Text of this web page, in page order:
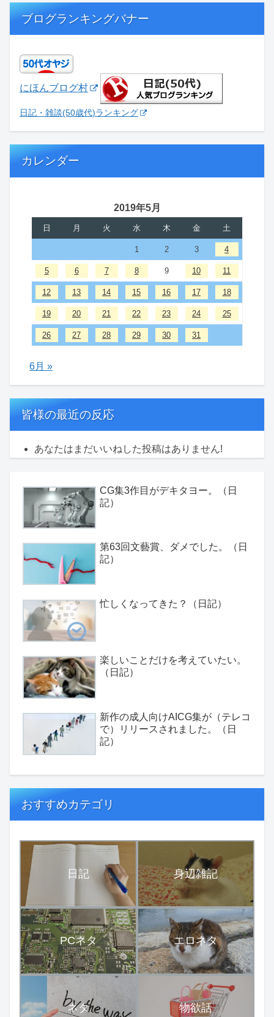
ブログランキングバナー
にほんブログ村
日記・雑談(50歳代)ランキング
カレンダー
2019年5月
日 月 火 水 木 金 土
1 2 3 4
5 6 7 8 9 10 11
12 13 14 15 16 17 18
19 20 21 22 23 24 25
26 27 28 29 30 31
6月 »
皆様の最近の反応
あなたはまだいいねした投稿はありません!
CG集3作目がデキタヨー。（日
記）
第63回文藝賞、ダメでした。（日
記）
忙しくなってきた？（日記）
楽しいことだけを考えていたい。
（日記）
新作の成人向けAICG集が（テレコ
で）リリースされました。（日
記）
おすすめカテゴリ
日記 身辺雑記
PCネタ エロネタ
ネタ 物欲話